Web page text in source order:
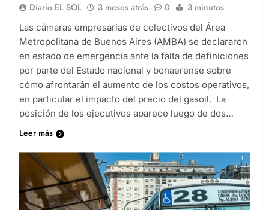
Diario EL SOL 3 meses atrás 0 3 minutos
Las cámaras empresarias de colectivos del Área
Metropolitana de Buenos Aires (AMBA) se declararon
en estado de emergencia ante la falta de definiciones
por parte del Estado nacional y bonaerense sobre
cómo afrontarán el aumento de los costos operativos,
en particular el impacto del precio del gasoil. La
posición de los ejecutivos aparece luego de dos…
Leer más